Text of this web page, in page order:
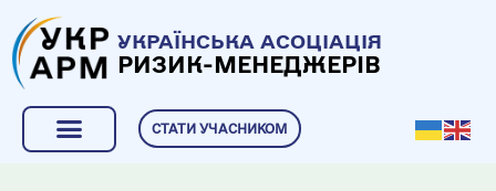
УКРАЇНСЬКА АСОЦІАЦІЯ
РИЗИК-МЕНЕДЖЕРІВ
СТАТИ УЧАСНИКОМ